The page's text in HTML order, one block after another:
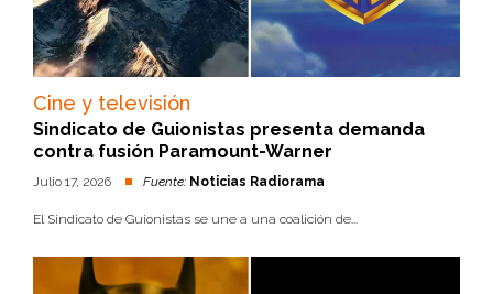
Cine y televisión
Sindicato de Guionistas presenta demanda
contra fusión Paramount-Warner
Julio 17, 2026 Fuente: Noticias Radiorama
El Sindicato de Guionistas se une a una coalición de...